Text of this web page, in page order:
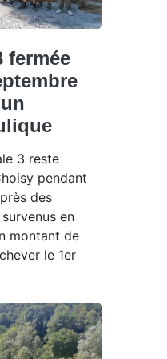
fermée
3 reste
pendant
des
en
montant de
le 1er